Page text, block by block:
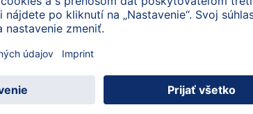
nocpred popoludňajším spánkom.
materským mliekom alebo